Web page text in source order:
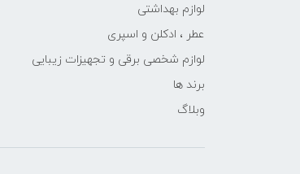
لوازم بهداشتی
عطر ، ادکلن و اسپری
لوازم شخصی برقی و تجهیزات زیبایی
برند ها
وبلاگ